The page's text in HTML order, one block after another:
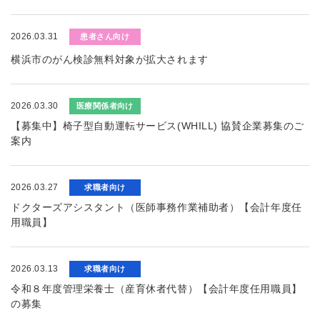
2026.03.31 患者さん向け
横浜市のがん検診無料対象が拡大されます
2026.03.30 医療関係者向け
【募集中】椅子型自動運転サービス(WHILL) 協賛企業募集のご
案内
2026.03.27 求職者向け
ドクターズアシスタント（医師事務作業補助者）【会計年度任
用職員】
2026.03.13 求職者向け
令和８年度管理栄養士（産育休者代替）【会計年度任用職員】
の募集